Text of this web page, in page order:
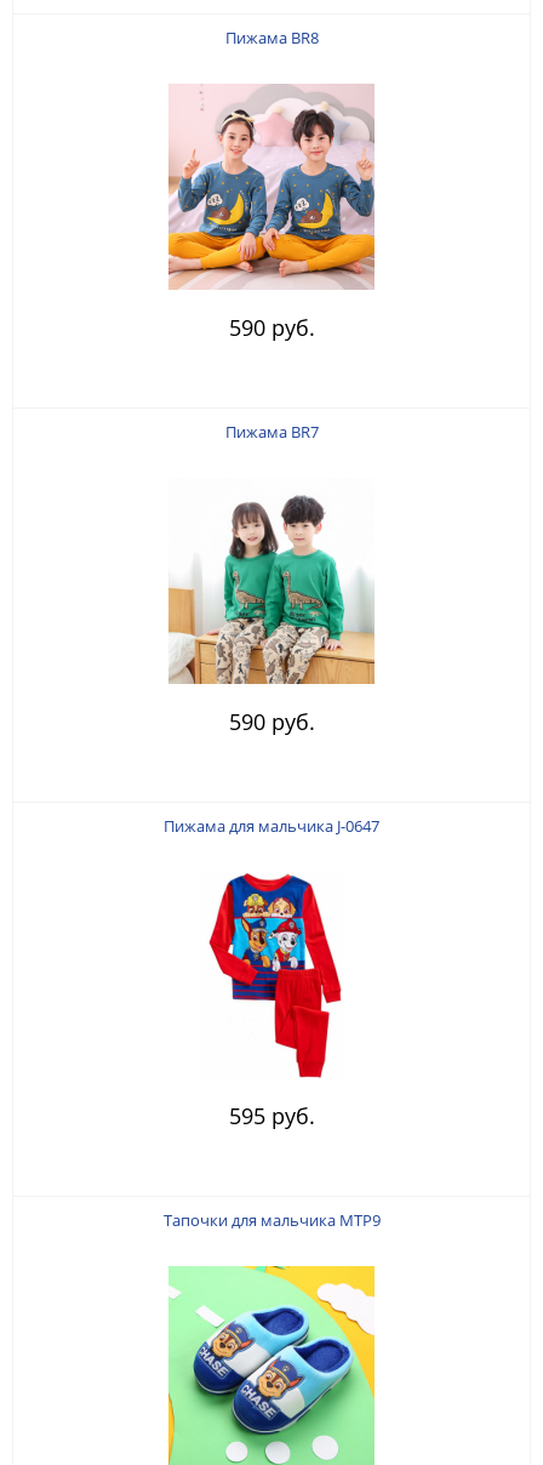
Пижама BR8
590 руб.
Пижама BR7
590 руб.
Пижама для мальчика J-0647
595 руб.
Тапочки для мальчика MTP9